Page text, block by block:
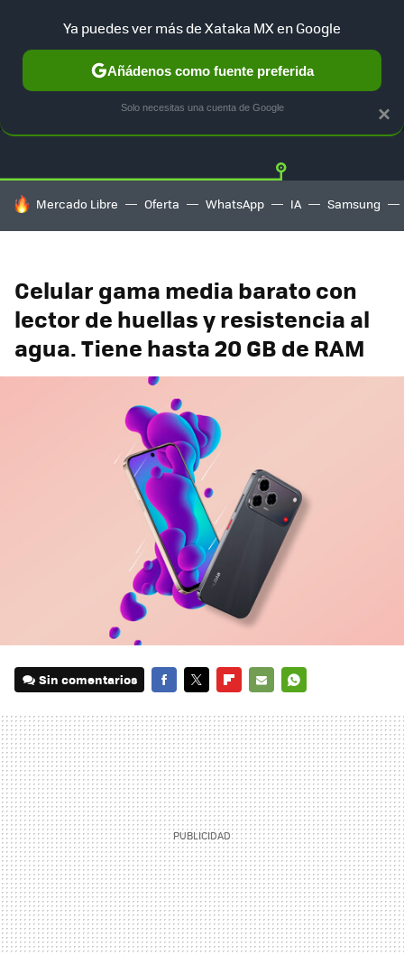
GUÍA DE COMPRAS MERCADO LIBRE
HOY SE HABLA DE
Mercado Libre Oferta WhatsApp IA Samsung
Celular gama media barato con
lector de huellas y resistencia al
agua. Tiene hasta 20 GB de RAM
Sin comentarios
MAIL
×
Ya puedes ver más de Xataka MX en Google
Añádenos como fuente preferida
Solo necesitas una cuenta de Google